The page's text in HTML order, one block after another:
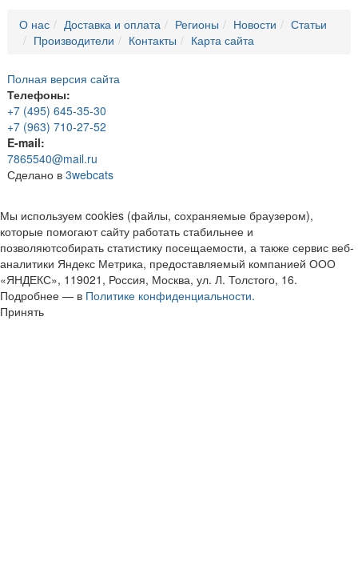
О нас Доставка и оплата Регионы Новости
Статьи
Производители
Контакты Карта сайта
Полная версия сайта
Телефоны:
+7 (495) 645-35-30
+7 (963) 710-27-52
E-mail:
7865540@mail.ru
Сделано в 3webcats
Мы используем cookies (файлы, сохраняемые браузером),
которые помогают сайту работать стабильнее и
позволяютсобирать статистику посещаемости, а также сервис веб-
аналитики Яндекс Метрика, предоставляемый компанией ООО
«ЯНДЕКС», 119021, Россия, Москва, ул. Л. Толстого, 16.
Подробнее — в Политике конфиденциальности.
Принять